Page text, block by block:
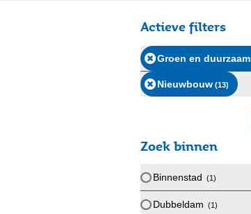
Actieve filters
Groen en duurzaam
Nieuwbouw (13)
Zoek binnen
Binnenstad (1)
Dubbeldam (1)